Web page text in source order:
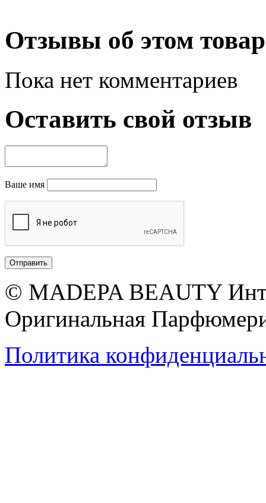
Отзывы об этом
Пока нет комментариев
Оставить свой отзыв
Ваше имя
© MADEPA BEAUTY
Оригинальная
Политика